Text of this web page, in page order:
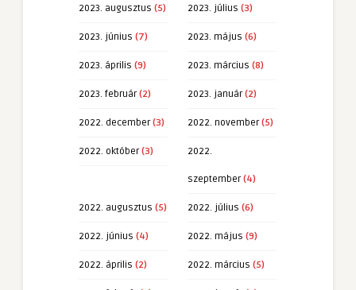
2023. augusztus (5) 2023. július (3)
2023. június (7) 2023. május (6)
2023. április (9) 2023. március (8)
2023. február(2) 2023. január(2)
2022. december(3) 2022. november(5)
2022. október(3) 2022.
szeptember(4)
2022. augusztus (5) 2022. július (6)
2022. június (4) 2022. május (9)
2022. április (2) 2022. március (5)